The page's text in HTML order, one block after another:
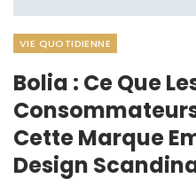
VIE QUOTIDIENNE
Bolia : Ce Que
Cette Marque
Design